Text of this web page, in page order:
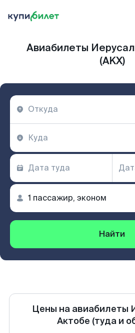
Авиабилеты
(AKX)
Найти
Цены на авиабилеты
Актобе (туда и